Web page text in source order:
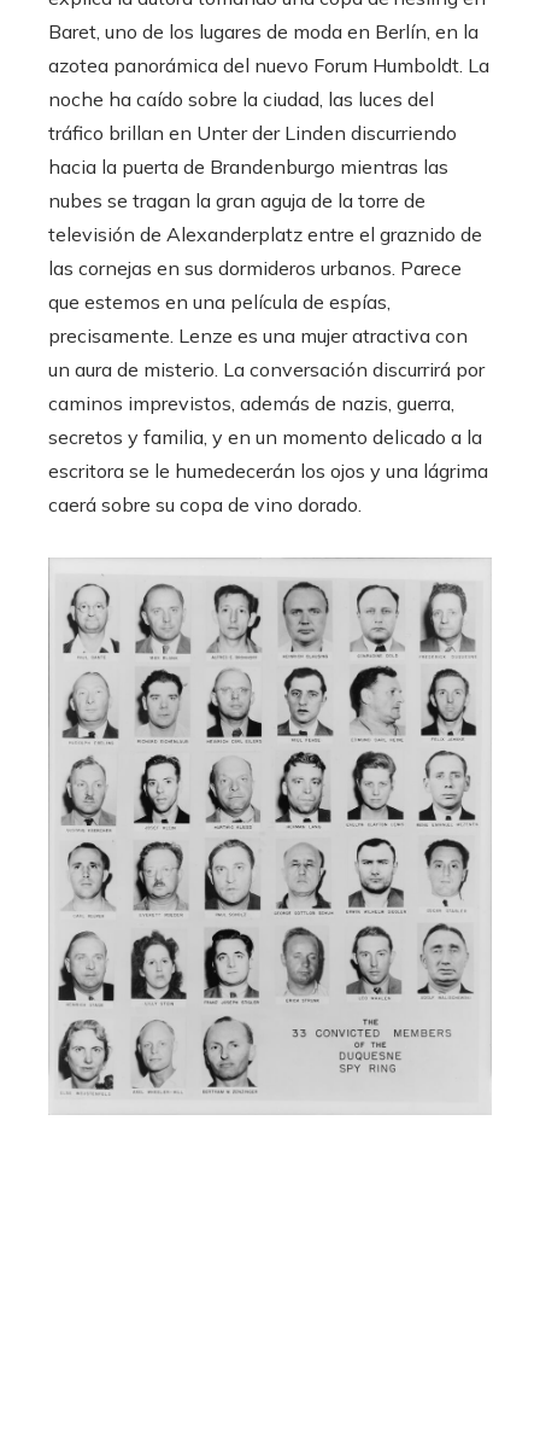
Baret, uno de los lugares de moda en Berlín, en la
azotea panorámica del nuevo Forum Humboldt. La
noche ha caído sobre la ciudad, las luces del
tráfico brillan en Unter der Linden discurriendo
hacia la puerta de Brandenburgo mientras las
nubes se tragan la gran aguja de la torre de
televisión de Alexanderplatz entre el graznido de
las cornejas en sus dormideros urbanos. Parece
que estemos en una película de espías,
precisamente. Lenze es una mujer atractiva con
un aura de misterio. La conversación discurrirá por
caminos imprevistos, además de nazis, guerra,
secretos y familia, y en un momento delicado a la
escritora se le humedecerán los ojos y una lágrima
caerá sobre su copa de vino dorado.